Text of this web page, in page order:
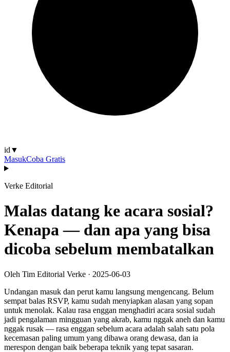
id ▼
MasukCoba Gratis
Verke Editorial
Malas datang ke acara sosial?
Kenapa — dan apa yang bisa
dicoba sebelum membatalkan
Oleh Tim Editorial Verke · 2025-06-03
Undangan masuk dan perut kamu langsung mengencang. Belum
sempat balas RSVP, kamu sudah menyiapkan alasan yang sopan
untuk menolak. Kalau rasa enggan menghadiri acara sosial sudah
jadi pengalaman mingguan yang akrab, kamu nggak aneh dan kamu
nggak rusak — rasa enggan sebelum acara adalah salah satu pola
kecemasan paling umum yang dibawa orang dewasa, dan ia
merespon dengan baik beberapa teknik yang tepat sasaran.